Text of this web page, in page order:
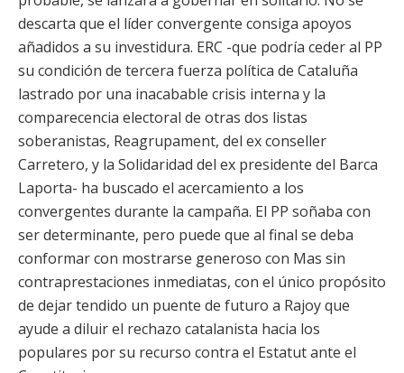
descarta que el líder convergente consiga apoyos
añadidos a su investidura. ERC -que podría ceder al PP
su condición de tercera fuerza política de Cataluña
lastrado por una inacabable crisis interna y la
comparecencia electoral de otras dos listas
soberanistas, Reagrupament, del ex conseller
Carretero, y la Solidaridad del ex presidente del Barca
Laporta- ha buscado el acercamiento a los
convergentes durante la campaña. El PP soñaba con
ser determinante, pero puede que al final se deba
conformar con mostrarse generoso con Mas sin
contraprestaciones inmediatas, con el único propósito
de dejar tendido un puente de futuro a Rajoy que
ayude a diluir el rechazo catalanista hacia los
populares por su recurso contra el Estatut ante el